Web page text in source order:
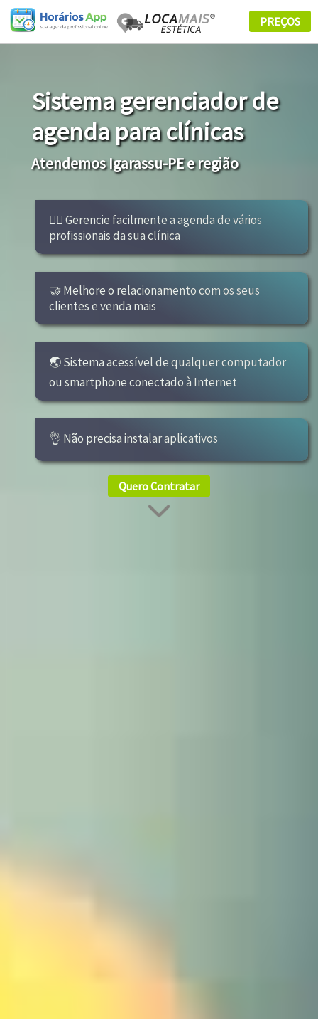
Sistema gerenciador de
agenda para clínicas
Atendemos Igarassu-PE e região
👩‍⚕ Gerencie facilmente a agenda de vários
profissionais da sua clínica
🤝 Melhore o relacionamento com os seus
clientes e venda mais
🌏 Sistema acessível de qualquer computador
ou smartphone conectado à Internet
👌 Não precisa instalar aplicativos